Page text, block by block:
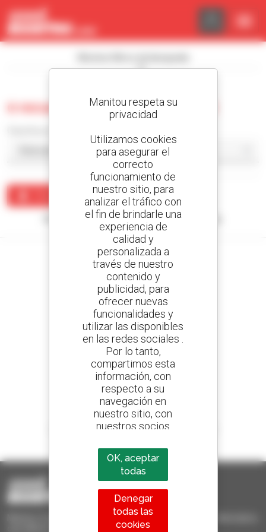
0 recuento carretilla de mástil
Crear una alerta
Ningún resultado corresponde con su búsqueda.
Cree sus alertas
y reciba anuncios de equipos de ocasión
800 concesionarios
Manitou por todo el mundo
1 de cada 4 manipuladores telescópicos
Manitou Ocasión - Equipo de manutención de ocasión: telescópico,
carretilla de mástil, plataforma elevadora
Panel de gestión de cookies
Manitou respeta su
privacidad
Utilizamos cookies
para asegurar el
correcto
funcionamiento de
nuestro sitio, para
analizar el tráfico con
el fin de brindarle una
experiencia de
calidad y
personalizada a
través de nuestro
contenido y
publicidad, para
ofrecer nuevas
funcionalidades y
utilizar las disponibles
en las redes sociales .
Por lo tanto,
compartimos esta
información, con
respecto a su
navegación en
nuestro sitio, con
nuestros socios
publicitarios y de
redes sociales
OK, aceptar
todas
Denegar
todas las
cookies